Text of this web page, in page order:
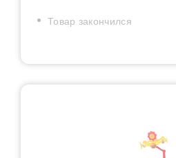
Товар закончился